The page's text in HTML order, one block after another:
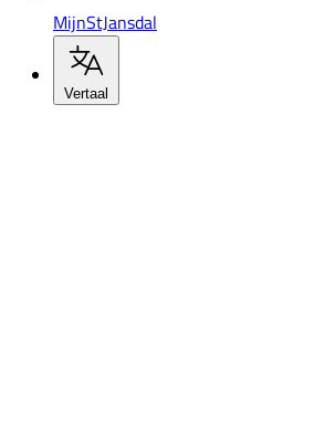
MijnStJansdal
Vertaal